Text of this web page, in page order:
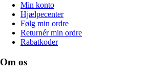
Min konto
Hjælpecenter
Følg min ordre
Returnér min ordre
Rabatkoder
Om os